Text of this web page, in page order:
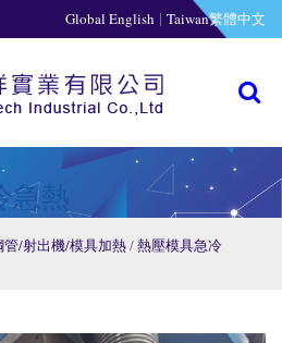
Global English | Taiwan繁體中文
熱
管/射出機/模具加熱/熱壓模具急冷